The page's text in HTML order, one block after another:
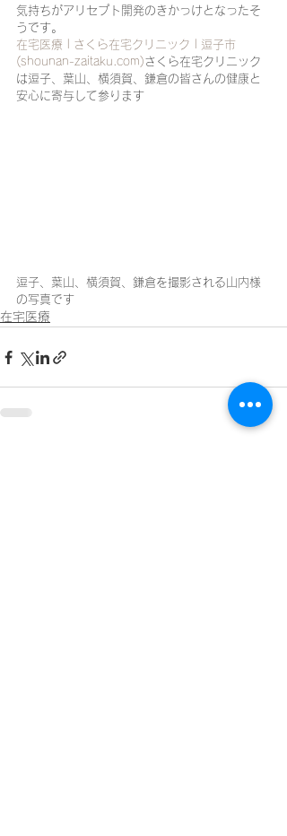
気持ちがアリセプト開発のきかっけとなったそ
うです。
在宅医療 | さくら在宅クリニック | 逗子市
(shounan-zaitaku.com)さくら在宅クリニック
は逗子、葉山、横須賀、鎌倉の皆さんの健康と
安心に寄与して参ります
逗子、葉山、横須賀、鎌倉を撮影される山内様
の写真です
在宅医療